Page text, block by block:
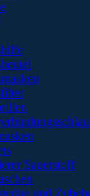
Sauerstoff
und